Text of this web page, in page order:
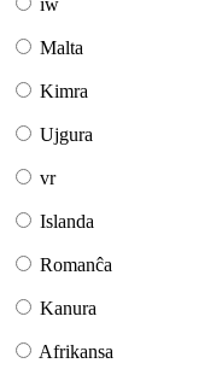
iw
Malta
Kimra
Ujgura
vr
Islanda
Romanĉa
Kanura
Afrikansa